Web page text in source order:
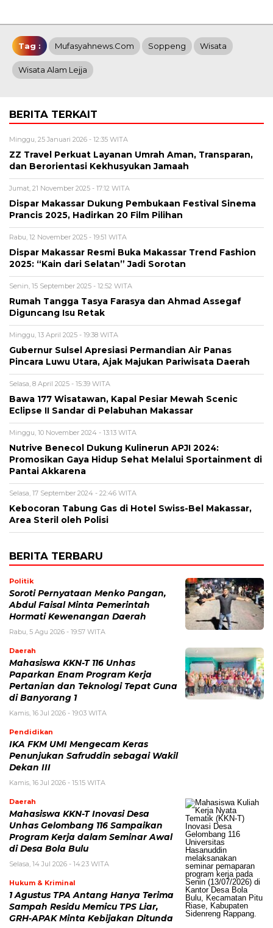
Tag : Mufasyahnews.com Soppeng Wisata
Wisata Alam Lejja
BERITA TERKAIT
Minggu, 25 Januari 2026 - 12:35 WITA
ZZ Travel Perkuat Layanan Umrah Aman, Transparan,
dan Berorientasi Kekhusyukan Jamaah
Jumat, 21 November 2025 - 17:12 WITA
Dispar Makassar Dukung Pembukaan Festival Sinema
Prancis 2025, Hadirkan 20 Film Pilihan
Rabu, 12 November 2025 - 19:51 WITA
Dispar Makassar Resmi Buka Makassar Trend Fashion
2025: “Kain dari Selatan” Jadi Sorotan
Senin, 15 September 2025 - 12:52 WITA
Rumah Tangga Tasya Farasya dan Ahmad Assegaf
Diguncang Isu Retak
Minggu, 13 April 2025 - 19:38 WITA
Gubernur Sulsel Apresiasi Permandian Air Panas
Pincara Luwu Utara, Ajak Majukan Pariwisata Daerah
Selasa, 8 April 2025 - 15:39 WITA
Bawa 177 Wisatawan, Kapal Pesiar Mewah Scenic
Eclipse II Sandar di Pelabuhan Makassar
Minggu, 10 November 2024 - 13:13 WITA
Nutrive Benecol Dukung Kulinerun APJI 2024:
Promosikan Gaya Hidup Sehat Melalui Sportainment di
Pantai Akkarena
Selasa, 17 September 2024 - 22:46 WITA
Kebocoran Tabung Gas di Hotel Swiss-Bel Makassar,
Area Steril oleh Polisi
BERITA TERBARU
Politik
Soroti Pernyataan Menko Pangan,
Abdul Faisal Minta Pemerintah
Hormati Kewenangan Daerah
Rabu, 5 Agu 2026 - 19:57 WITA
Daerah
Mahasiswa KKN-T 116 Unhas
Paparkan Enam Program Kerja
Pertanian dan Teknologi Tepat Guna
di Banyorang 1
Kamis, 16 Jul 2026 - 19:03 WITA
Pendidikan
IKA FKM UMI Mengecam Keras
Penunjukan Safruddin sebagai Wakil
Dekan III
Kamis, 16 Jul 2026 - 15:15 WITA
Daerah
Mahasiswa KKN-T Inovasi Desa
Unhas Gelombang 116 Sampaikan
Program Kerja dalam Seminar Awal
di Desa Bola Bulu
Selasa, 14 Jul 2026 - 14:23 WITA
Hukum & Kriminal
1 Agustus TPA Antang Hanya Terima
Sampah Residu Memicu TPS Liar,
GRH-APAK Minta Kebijakan Ditunda